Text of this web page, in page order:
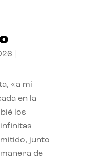
«a mi
en la
los
junto
de